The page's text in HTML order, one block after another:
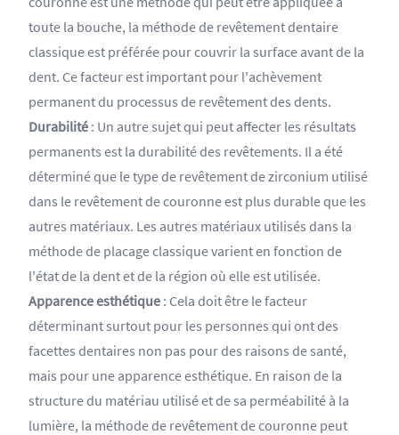
toute la bouche, la méthode de revêtement dentaire
classique est préférée pour couvrir la surface avant de la
dent. Ce facteur est important pour l'achèvement
permanent du processus de revêtement des dents.
Durabilité : Un autre sujet qui peut affecter les résultats
permanents est la durabilité des revêtements. Il a été
déterminé que le type de revêtement de zirconium utilisé
dans le revêtement de couronne est plus durable que les
autres matériaux. Les autres matériaux utilisés dans la
méthode de placage classique varient en fonction de
l'état de la dent et de la région où elle est utilisée.
Apparence esthétique : Cela doit être le facteur
déterminant surtout pour les personnes qui ont des
facettes dentaires non pas pour des raisons de santé,
mais pour une apparence esthétique. En raison de la
structure du matériau utilisé et de sa perméabilité à la
lumière, la méthode de revêtement de couronne peut